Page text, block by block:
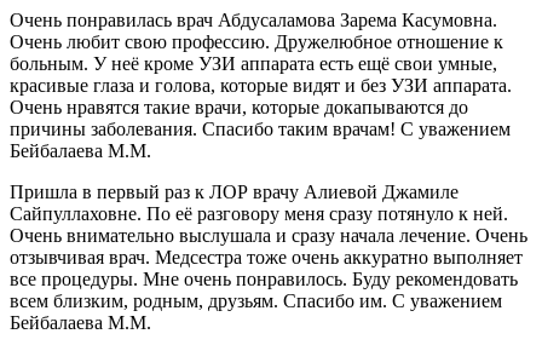
Очень понравилась врач Абдусаламова Зарема Касумовна.
Очень любит свою профессию. Дружелюбное отношение к
больным. У неё кроме УЗИ аппарата есть ещё свои умные,
красивые глаза и голова, которые видят и без УЗИ аппарата.
Очень нравятся такие врачи, которые докапываются до
причины заболевания. Спасибо таким врачам! С уважением
Бейбалаева М.М.
Пришла в первый раз к ЛОР врачу Алиевой Джамиле
Сайпуллаховне. По её разговору меня сразу потянуло к ней.
Очень внимательно выслушала и сразу начала лечение. Очень
отзывчивая врач. Медсестра тоже очень аккуратно выполняет
все процедуры. Мне очень понравилось. Буду рекомендовать
всем близким, родным, друзьям. Спасибо им. С уважением
Бейбалаева М.М.